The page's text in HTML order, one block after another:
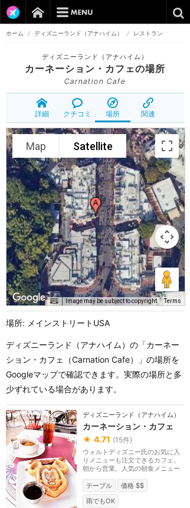
ホーム / ディズニーランド（アナハイム） / レストラン
ディズニーランド（アナハイム）
カーネーション・カフェの場所
Carnation Cafe
詳細 クチコミ 場所 関連
Map Satellite
Image may be subject to copyright Terms
場所: メインストリートUSA
ディズニーランド（アナハイム）の「カーネー
ション・カフェ（Carnation Cafe）」の場所を
Googleマップで確認できます。実際の場所と多
少ずれている場合があります。
ディズニーランド（アナハイム）
カーネーション・カフェ
★ 4.71 (15件)
ウォルトディズニー氏のお気に入
りメニューも注文できるカフェ。
朝から営業。人気の朝食メニュー
テーブル
価格 $$
雨でもOK